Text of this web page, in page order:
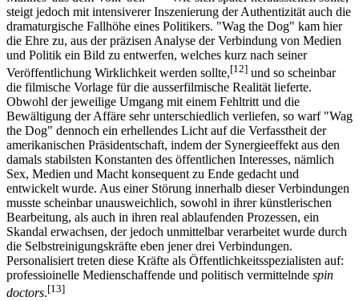
steigt jedoch mit intensiverer Inszenierung der Authentizität auch die
dramaturgische Fallhöhe eines Politikers. "Wag the Dog" kam hier
die Ehre zu, aus der präzisen Analyse der Verbindung von Medien
und Politik ein Bild zu entwerfen, welches kurz nach seiner
Veröffentlichung Wirklichkeit werden sollte,[12] und so scheinbar
die filmische Vorlage für die ausserfilmische Realität lieferte.
Obwohl der jeweilige Umgang mit einem Fehltritt und die
Bewältigung der Affäre sehr unterschiedlich verliefen, so warf "Wag
the Dog" dennoch ein erhellendes Licht auf die Verfasstheit der
amerikanischen Präsidentschaft, indem der Synergieeffekt aus den
damals stabilsten Konstanten des öffentlichen Interesses, nämlich
Sex, Medien und Macht konsequent zu Ende gedacht und
entwickelt wurde. Aus einer Störung innerhalb dieser Verbindungen
musste scheinbar unausweichlich, sowohl in ihrer künstlerischen
Bearbeitung, als auch in ihren real ablaufenden Prozessen, ein
Skandal erwachsen, der jedoch unmittelbar verarbeitet wurde durch
die Selbstreinigungskräfte eben jener drei Verbindungen.
Personalisiert treten diese Kräfte als Öffentlichkeitsspezialisten auf:
professioinelle Medienschaffende und politisch vermittelnde spin
doctors.[13]